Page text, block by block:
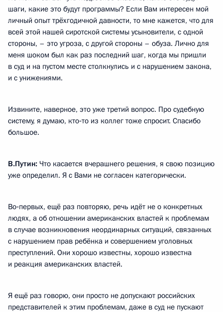
шаги, какие это будут программы? Если Вам интересен мой
личный опыт трёхгодичной давности, то мне кажется, что для
всей этой нашей сиротской системы усыновители, с одной
стороны, – это угроза, с другой стороны – обуза. Лично для
меня шоком был как раз последний шаг, когда мы пришли
в суд и на пустом месте столкнулись и с нарушением закона,
и с унижениями.
Извините, наверное, это уже третий вопрос. Про судебную
систему, я думаю, кто‑то из коллег тоже спросит. Спасибо
большое.
В.Путин: Что касается вчерашнего решения, я свою позицию
уже определил. Я с Вами не согласен категорически.
Во‑первых, ещё раз повторяю, речь идёт не о конкретных
людях, а об отношении американских властей к проблемам
в случае возникновения неординарных ситуаций, связанных
с нарушением прав ребёнка и совершением уголовных
преступлений. Они хорошо известны, хорошо известна
и реакция американских властей.
Я ещё раз говорю, они просто не допускают российских
представителей к этим проблемам, даже в суд не пускают